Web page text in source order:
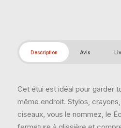
Description Avis
Cet étui est idéal pour garder
même endroit. Stylos,
ciseaux, vous le nommez, le